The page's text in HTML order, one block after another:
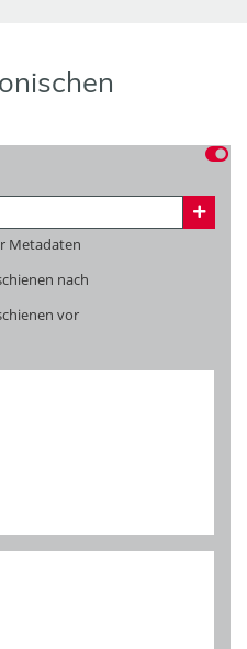
Metadaten
nach
vor